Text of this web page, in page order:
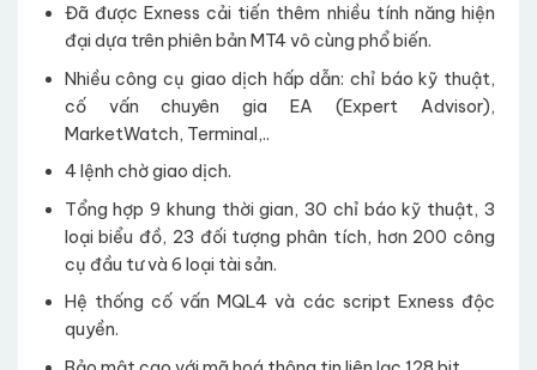
Đã được Exness cải tiến thêm nhiều tính năng hiện
đại dựa trên phiên bản MT4 vô cùng phổ biến.
Nhiều công cụ giao dịch hấp dẫn: chỉ báo kỹ thuật,
cố vấn chuyên gia EA (Expert Advisor),
MarketWatch, Terminal,..
4 lệnh chờ giao dịch.
Tổng hợp 9 khung thời gian, 30 chỉ báo kỹ thuật, 3
loại biểu đồ, 23 đối tượng phân tích, hơn 200 công
cụ đầu tư và 6 loại tài sản.
Hệ thống cố vấn MQL4 và các script Exness độc
quyền.